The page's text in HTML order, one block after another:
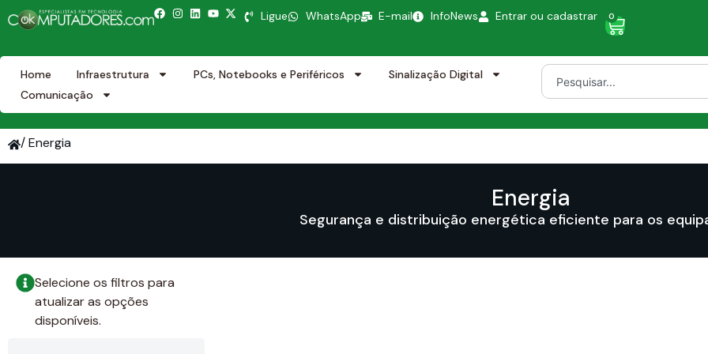
Ligue WhatsApp E-mail InfoNews Entrar ou cadastrar 0
Home Infraestrutura PCs, Notebooks e Periféricos
Sinalização Digital
Comunicação
/ Energia
Energia
Segurança e distribuição energética eficiente para os
Selecione os filtros para
atualizar as opções
disponíveis.